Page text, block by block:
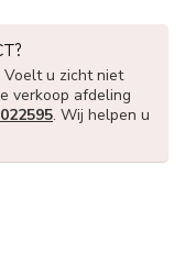
u zicht niet
verkoop afdeling
. Wij helpen u